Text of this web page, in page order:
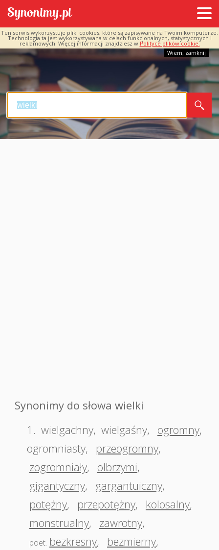
Ten serwis wykorzystuje pliki cookies, które są zapisywane na Twoim komputerze.
Technologia ta jest wykorzystywana w celach funkcjonalnych, statystycznych i
reklamowych. Więcej informacji znajdziesz w Polityce plików cookie.
Wiem, zamknij
Synonimy do słowa wielki
1. wielgachny, wielgaśny, ogromny,
ogromniasty, przeogromny,
zogromniały, olbrzymi,
gigantyczny, gargantuiczny,
potężny, przepotężny, kolosalny,
monstrualny, zawrotny,
poet. bezkresny, bezmierny,